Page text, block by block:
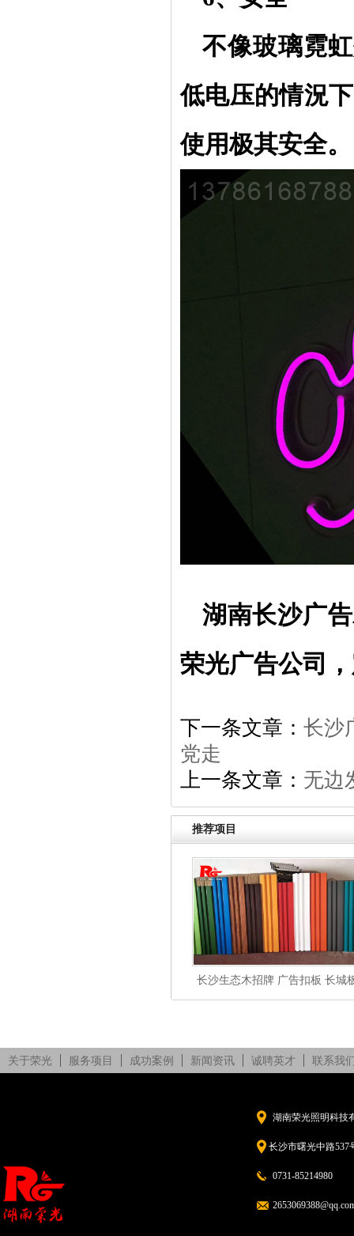
不像玻璃霓
低电压的情況
使用极其安全。
湖南长沙广
荣光广告公司
下一条文章： 长沙
党走
上一条文章： 无边
推荐项目
长沙生态木招牌 广告扣板 长城
长沙广告招牌
关于荣光 服务项目 成功案例 新闻资讯 诚聘英才 联系我
湖南荣光照明科技
长沙市曙光中路537
0731-85214980